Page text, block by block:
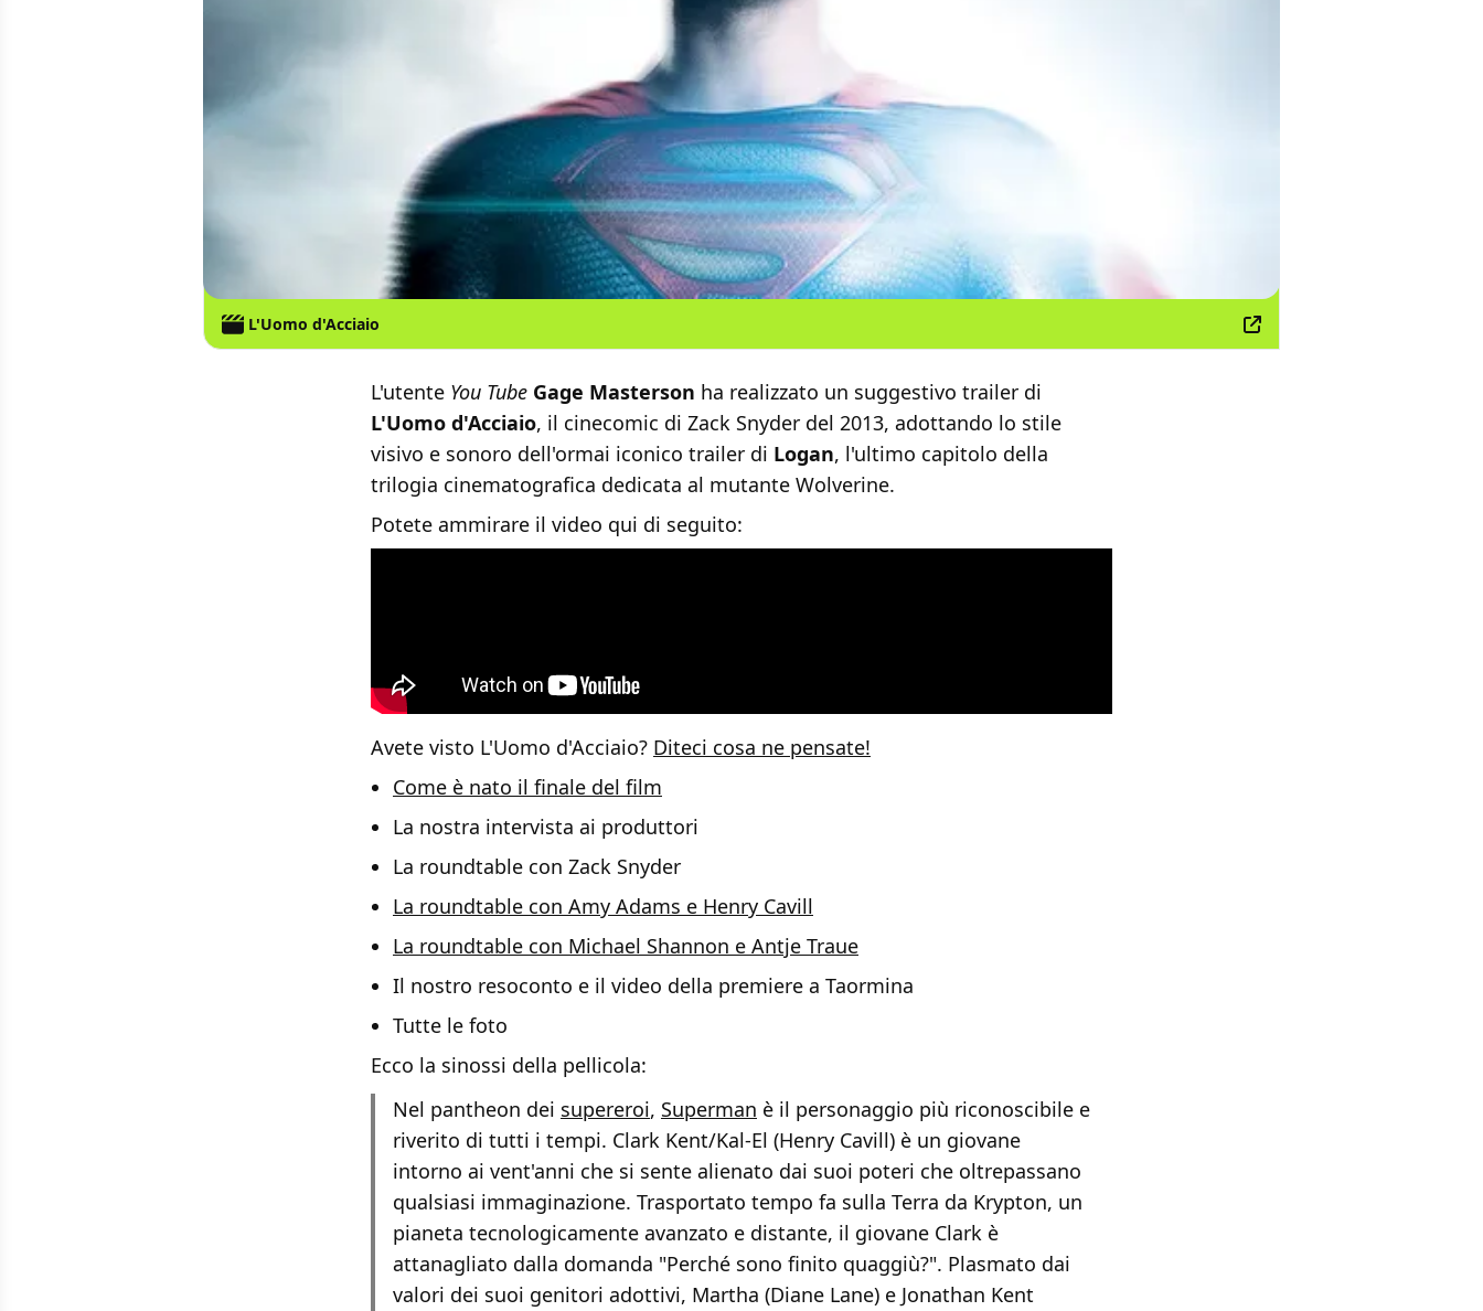
L'Uomo d'Acciaio
L'utente You Tube Gage Masterson ha realizzato un suggestivo trailer di
L'Uomo d'Acciaio, il cinecomic di Zack Snyder del 2013, adottando lo stile
visivo e sonoro dell'ormai iconico trailer di Logan, l'ultimo capitolo della
trilogia cinematografica dedicata al mutante Wolverine.
Potete ammirare il video qui di seguito:
Avete visto L'Uomo d'Acciaio? Diteci cosa ne pensate!
Come è nato il finale del film
La nostra intervista ai produttori
La roundtable con Zack Snyder
La roundtable con Amy Adams e Henry Cavill
La roundtable con Michael Shannon e Antje Traue
Il nostro resoconto e il video della premiere a Taormina
Tutte le foto
Ecco la sinossi della pellicola:
Nel pantheon dei supereroi, Superman è il personaggio più riconoscibile e
riverito di tutti i tempi. Clark Kent/Kal-El (Henry Cavill) è un giovane
intorno ai vent'anni che si sente alienato dai suoi poteri che oltrepassano
qualsiasi immaginazione. Trasportato tempo fa sulla Terra da Krypton, un
pianeta tecnologicamente avanzato e distante, il giovane Clark è
attanagliato dalla domanda "Perché sono finito quaggiù?". Plasmato dai
valori dei suoi genitori adottivi, Martha (Diane Lane) e Jonathan Kent